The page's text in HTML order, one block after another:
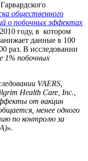
общественного
о побочных эффектах
году, в котором
данные в 100
раз. В исследовании
1% побочных
VAERS,
Health Care, Inc.,
от вакцин
менее одного
по контролю за